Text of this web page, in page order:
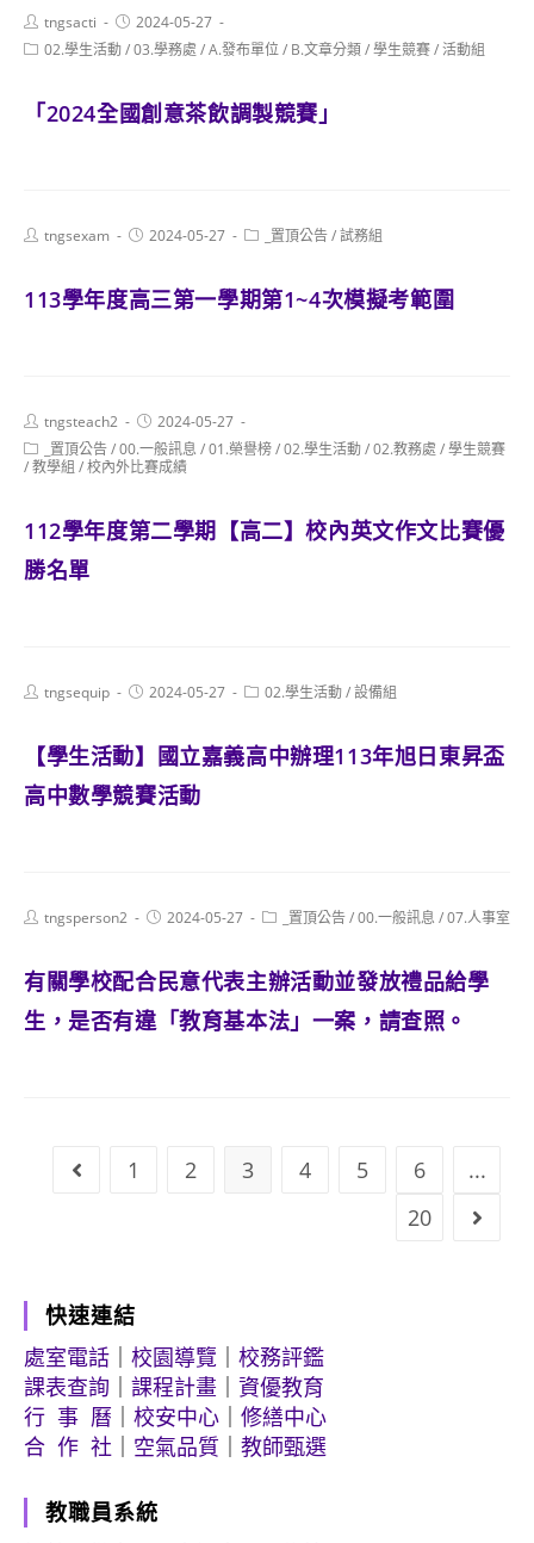
Post
author:
tngsacti
Post
published:
2024-05-27
Post02.學生活動/03.學務處 /A.發布單位/ B.文章分類/學生競賽/活動組
「2024全國創意茶飲調製競賽」
Posttngsexam
Post2024-05-27
Post _置頂公告/試務組
113學年度高三第一學期第1~4次模擬考範圍
Post
author:
tngsteach2
Post
published:
2024-05-27
Post
category:
_置頂公告/00.一般訊息 /01.榮譽榜/02.學生活動/02.教務處 /學生競賽
/教學組 /校內外比賽成績
112學年度第二學期【高二】校內英文作文比賽優
勝名單
Posttngsequip
Post2024-05-27
Post02.學生活動/設備組
【學生活動】國立嘉義高中辦理113年旭日東昇盃
高中數學競賽活動
Posttngsperson2
Post2024-05-27
Post _置頂公告/00.一般訊息 /07.人事室
有關學校配合民意代表主辦活動並發放禮品給學
生，是否有違「教育基本法」一案，請查照。
Go to the previous page
1 2 3 4 5 6
...
20
Go to
快速連結
處室電話
校園導覽
校務評鑑
課表查詢
課程計畫
資優教育
行 事 曆
校安中心
修繕中心
合 作 社
空氣品質 教師甄選
教職員系統